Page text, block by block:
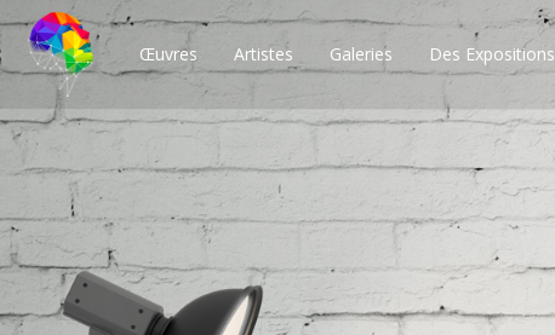
Œuvres Artistes Galeries Des Expositions